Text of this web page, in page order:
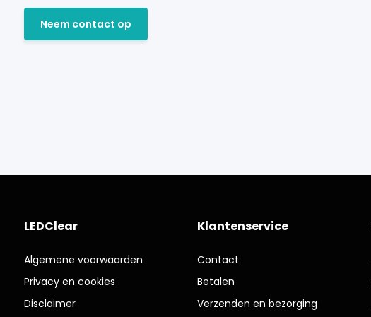
Neem contact op
LEDClear
Algemene voorwaarden
Privacy en cookies
Disclaimer
Klantenservice
Contact
Betalen
Verzenden en bezorging